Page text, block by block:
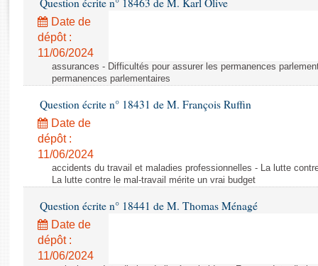
Rapports d'enquête
Rapports législatifs
Rapports sur l'application des lois
Baromètre de l’application des lois
Budget et sécurité sociale
Questions écrites et orales
Comptes rendus des débats
Question écrite n° 18463 de M. Karl Olive
Date de
dépôt :
11/06/2024
assurances - Difficultés pour assurer les permanences
permanences parlementaires
Question écrite n° 18431 de M. François Ruffin
Date de
dépôt :
11/06/2024
accidents du travail et maladies professionnelles - La lutte
La lutte contre le mal-travail mérite un vrai budget
Question écrite n° 18441 de M. Thomas Ménagé
Date de
dépôt :
11/06/2024